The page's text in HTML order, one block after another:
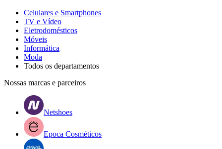
Celulares e Smartphones
TV e Vídeo
Eletrodomésticos
Móveis
Informática
Moda
Todos os departamentos
Nossas marcas e parceiros
Netshoes
Epoca Cosméticos